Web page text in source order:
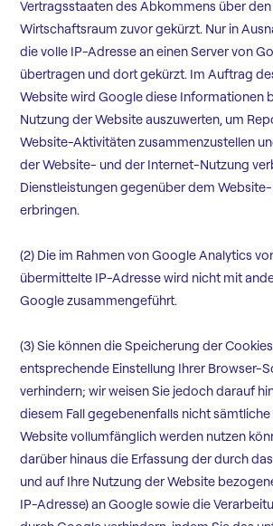
Vertragsstaaten des Abkommens über
Wirtschaftsraum zuvor gekürzt. Nur in
die volle IP-Adresse an einen Server von
übertragen und dort gekürzt. Im Auftrag
Website wird Google diese Informationen
Nutzung der Website auszuwerten, um
Website-Aktivitäten zusammenzustellen
der Website- und der Internet-Nutzung
Dienstleistungen gegenüber dem
erbringen.
(2) Die im Rahmen von Google Analytics
übermittelte IP-Adresse wird nicht mit
Google zusammengeführt.
(3) Sie können die Speicherung der
entsprechende Einstellung Ihrer Browser-
verhindern; wir weisen Sie jedoch darauf
diesem Fall gegebenenfalls nicht
Website vollumfänglich werden nutzen
darüber hinaus die Erfassung der durch
und auf Ihre Nutzung der Website
IP-Adresse) an Google sowie die